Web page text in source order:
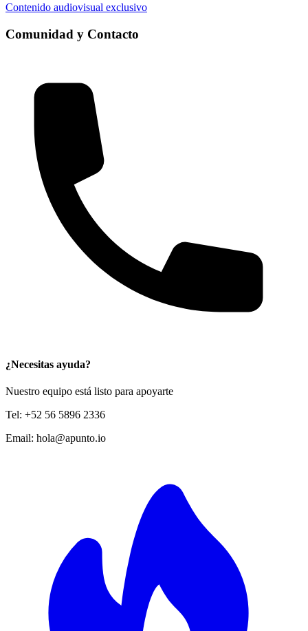
Contenido audiovisual exclusivo
Comunidad y Contacto
¿Necesitas ayuda?
Nuestro equipo está listo para apoyarte
Tel: +52 56 5896 2336
Email: hola@apunto.io